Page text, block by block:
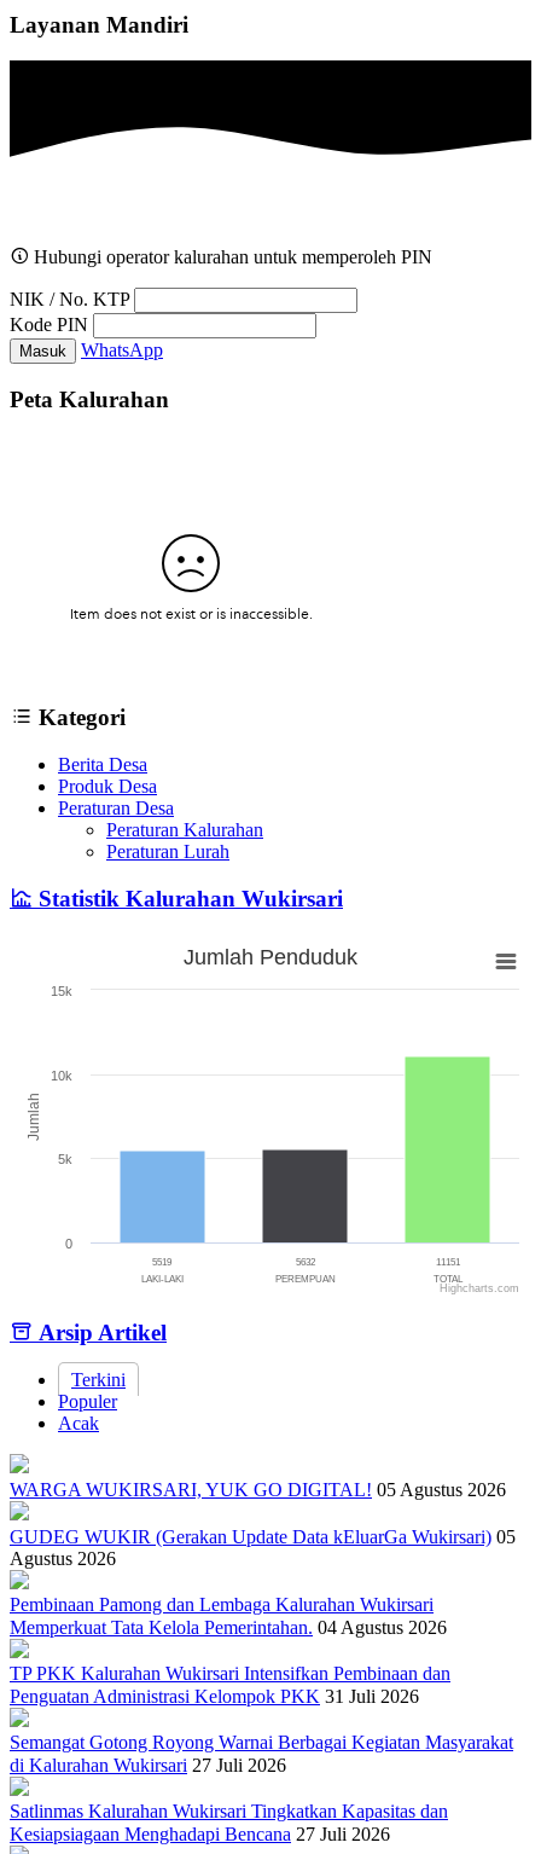
Layanan Mandiri
Hubungi operator kalurahan untuk memperoleh PIN
NIK / No. KTP
Kode PIN
Masuk WhatsApp
Peta Kalurahan
Kategori
Berita Desa
Produk Desa
Peraturan Desa
Peraturan Kalurahan
Peraturan Lurah
Statistik Kalurahan Wukirsari
The chart has 1 Y axis displaying Jumlah. Range: 0 to 15000.
Jumlah
Jumlah Penduduk
5519
LAKI-LAKI
5632
PEREMPUAN
11151
TOTAL
0
5k
10k
15k
Highcharts.com
Arsip Artikel
Terkini
Populer
Acak
WARGA WUKIRSARI, YUK GO DIGITAL! 05 Agustus 2026
GUDEG WUKIR (Gerakan Update Data kEluarGa Wukirsari) 05
Agustus 2026
Pembinaan Pamong dan Lembaga Kalurahan Wukirsari
Memperkuat Tata Kelola Pemerintahan. 04 Agustus 2026
TP PKK Kalurahan Wukirsari Intensifkan Pembinaan dan
Penguatan Administrasi Kelompok PKK 31 Juli 2026
Semangat Gotong Royong Warnai Berbagai Kegiatan Masyarakat
di Kalurahan Wukirsari 27 Juli 2026
Satlinmas Kalurahan Wukirsari Tingkatkan Kapasitas dan
Kesiapsiagaan Menghadapi Bencana 27 Juli 2026